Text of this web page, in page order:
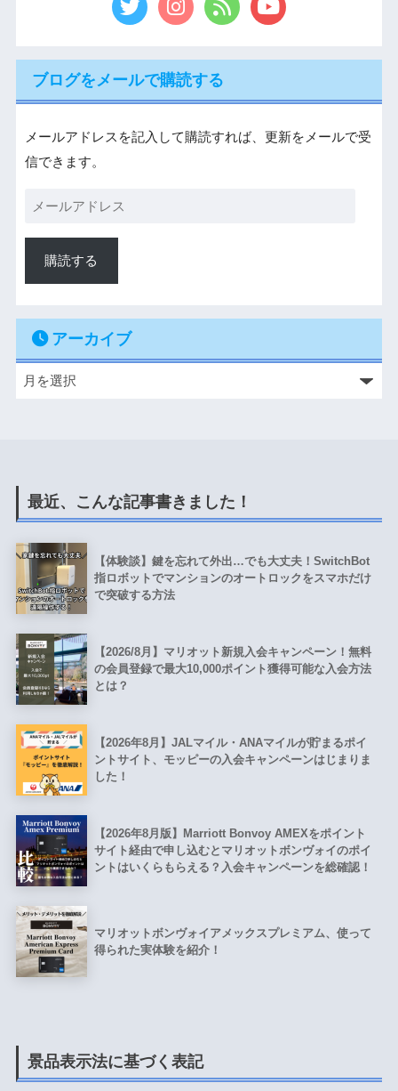
ブログをメールで購読する
メールアドレスを記入して購読すれば、更新をメールで受
信できます。
購読する
アーカイブ
最近、こんな記事書きました！
【体験談】鍵を忘れて外出…でも大丈夫！SwitchBot
指ロボットでマンションのオートロックをスマホだけ
で突破する方法
【2026/8月】マリオット新規入会キャンペーン！無料
の会員登録で最大10,000ポイント獲得可能な入会方法
とは？
【2026年8月】JALマイル・ANAマイルが貯まるポイ
ントサイト、モッピーの入会キャンペーンはじまりま
した！
【2026年8月版】Marriott Bonvoy AMEXをポイント
サイト経由で申し込むとマリオットボンヴォイのポイ
ントはいくらもらえる？入会キャンペーンを総確認！
マリオットボンヴォイアメックスプレミアム、使って
得られた実体験を紹介！
景品表示法に基づく表記